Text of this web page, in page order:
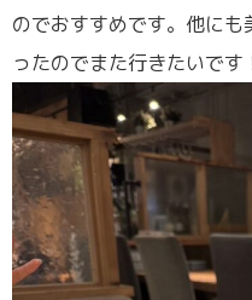
のでおすすめです。他に
ったのでまた行きたいです